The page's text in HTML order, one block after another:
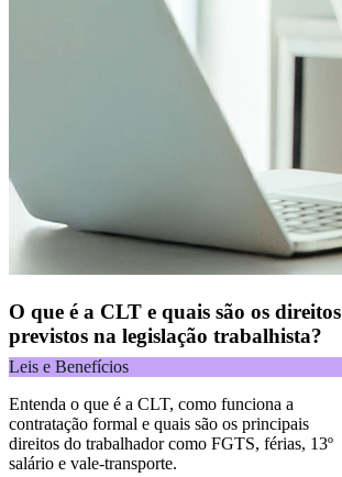
O que é a CLT e quais são os direitos
previstos na legislação trabalhista?
Leis e Benefícios
Entenda o que é a CLT, como funciona a
contratação formal e quais são os principais
direitos do trabalhador como FGTS, férias, 13º
salário e vale-transporte.